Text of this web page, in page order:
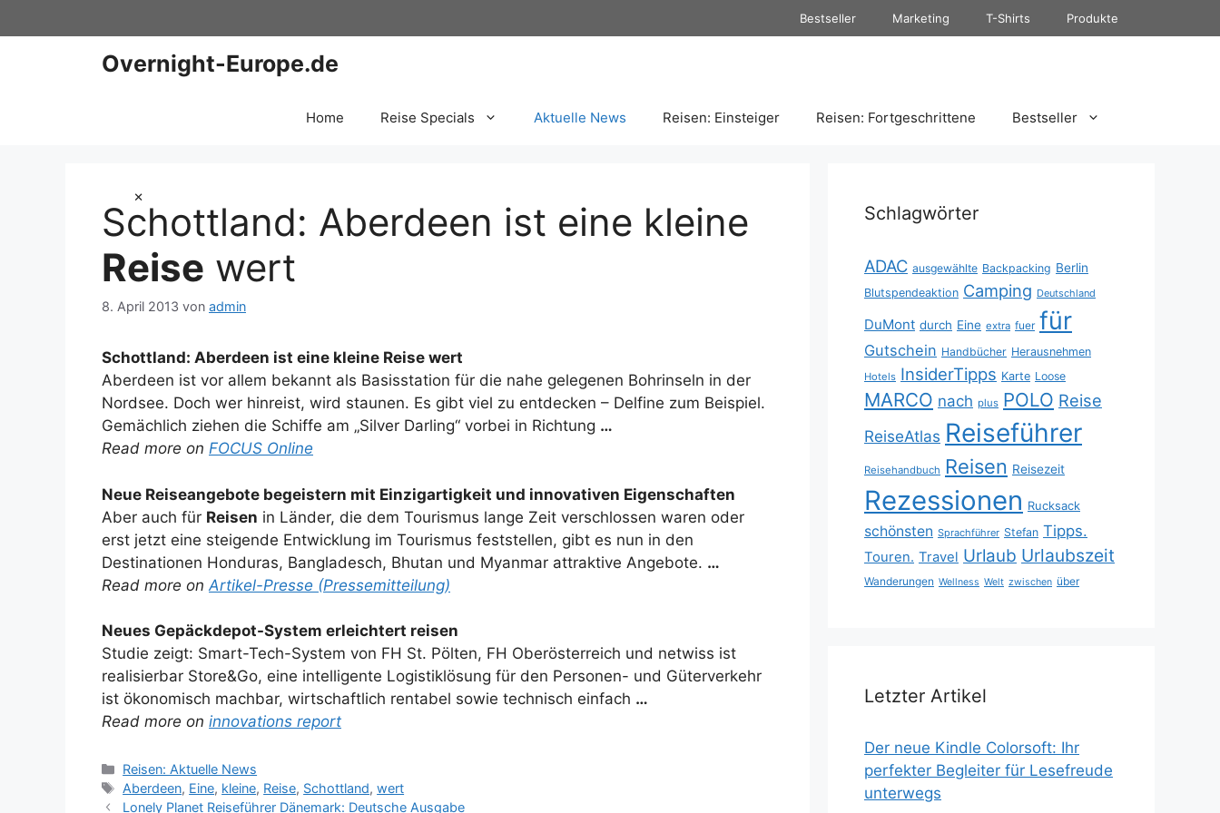
×
Inhalt
Bestseller Marketing T-Shirts Produkte
Overnight-Europe.de
Home Reise Specials Aktuelle News Reisen: Einsteiger Reisen: Fortgeschrittene Bestseller
Schottland: Aberdeen ist eine kleine
Reise wert
8. April 2013 von admin
Schottland: Aberdeen ist eine kleine Reise wert
Aberdeen ist vor allem bekannt als Basisstation für die nahe gelegenen Bohrinseln in der
Nordsee. Doch wer hinreist, wird staunen. Es gibt viel zu entdecken – Delfine zum Beispiel.
Gemächlich ziehen die Schiffe am „Silver Darling“ vorbei in Richtung …
Read more on FOCUS Online
Neue Reiseangebote begeistern mit Einzigartigkeit und innovativen Eigenschaften
Aber auch für Reisen in Länder, die dem Tourismus lange Zeit verschlossen waren oder
erst jetzt eine steigende Entwicklung im Tourismus feststellen, gibt es nun in den
Destinationen Honduras, Bangladesch, Bhutan und Myanmar attraktive Angebote. …
Read more on Artikel-Presse (Pressemitteilung)
Neues Gepäckdepot-System erleichtert reisen
Studie zeigt: Smart-Tech-System von FH St. Pölten, FH Oberösterreich und netwiss ist
realisierbar Store&Go, eine intelligente Logistiklösung für den Personen- und Güterverkehr
ist ökonomisch machbar, wirtschaftlich rentabel sowie technisch einfach …
Read more on innovations report
Kategorien
Reisen: Aktuelle News
Schlagwörter
Aberdeen, Eine, kleine, Reise, Schottland,wert
Lonely Planet Reiseführer Dänemark: Deutsche Ausgabe
Schlagwörter
ADAC ausgewählte Backpacking Berlin
Blutspendeaktion Camping Deutschland
DuMont durch Eine extra fuer für
Gutschein Handbücher Herausnehmen
Hotels InsiderTipps Karte Loose
MARCO nach plus POLO Reise
ReiseAtlas Reiseführer
Reisehandbuch Reisen Reisezeit
Rezessionen Rucksack
schönsten Sprachführer Stefan Tipps.
Touren. Travel Urlaub Urlaubszeit
Wanderungen Wellness Welt zwischen über
Letzter Artikel
Der neue Kindle Colorsoft: Ihr
perfekter Begleiter für Lesefreude
unterwegs